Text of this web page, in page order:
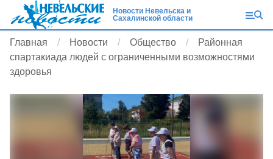
Новости Невельска и
Сахалинской области
Главная Новости Общество
Районная
спартакиада людей с ограниченными возможностями
здоровья